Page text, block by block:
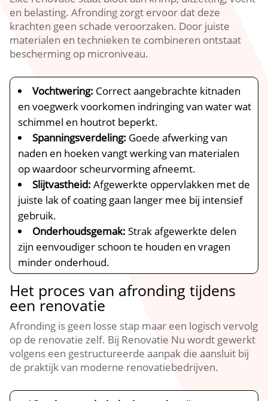
en belasting.​ Afronding zorgt ervoor dat deze
krachten geen schade veroorzaken.​ Door juiste
materialen en technieken te combineren ontstaat
bescherming op microniveau.​
Vochtwering: Correct aangebrachte kitnaden
en voegwerk voorkomen indringing van water wat
schimmel en houtrot beperkt.​
Spanningsverdeling: Goede afwerking van
naden en hoeken vangt werking van materialen
op waardoor scheurvorming afneemt.​
Slijtvastheid: Afgewerkte oppervlakken met de
juiste lak of coating gaan langer mee bij intensief
gebruik.​
Onderhoudsgemak: Strak afgewerkte delen
zijn eenvoudiger schoon te houden en vragen
minder onderhoud.​
Het proces van afronding tijdens
een renovatie
Afronding is geen losse stap maar een logisch vervolg
op de renovatie zelf.​ Bij Renovatie Nu wordt gewerkt
volgens een gestructureerde aanpak die aansluit bij
de praktijk van moderne renovatiebedrijven.​